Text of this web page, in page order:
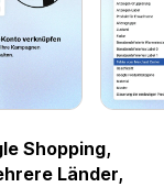
Shopping,
Länder,